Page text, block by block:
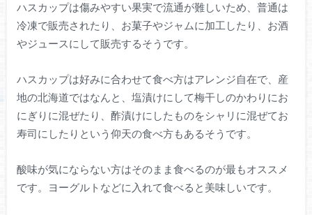
ハスカップは傷みやすい果実で流通が難しいため、普通は
冷凍で販売されたり、お菓子やジャムに加工したり、お酒
やジュースにして販売するそうです。
ハスカップは好みに合わせて食べ方はアレンジ自在で、産
地の北海道ではなんと、塩漬けにして梅干しのかわりにお
にぎりに混ぜたり、酢漬けにしたものをシャリに混ぜてお
寿司にしたりという仰天の食べ方もあるそうです。
酸味が気にならない方はそのまま食べるのが最もオススメ
です。ヨーグルトなどに入れて食べると美味しいです。